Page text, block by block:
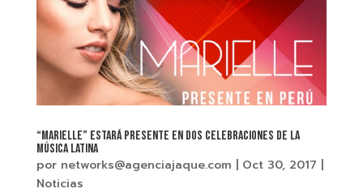
“MARIELLE” estará presente en dos celebraciones de la
música latina
por networks@agenciajaque.com | Oct 30, 2017 |
Noticias